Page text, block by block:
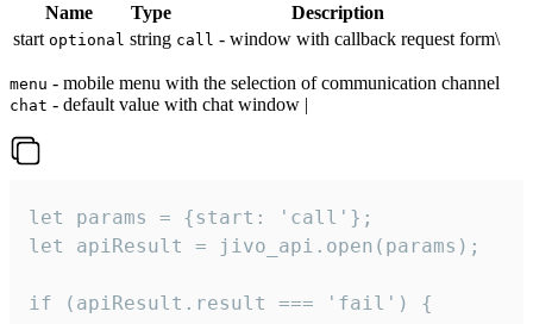
Name Type
Description
start optional string call - window with callback request form\
menu - mobile menu with the selection of communication channel
chat - default value with chat window |
let params = {start: 'call'};
let apiResult = jivo_api.open(params);
if (apiResult.result === 'fail') {